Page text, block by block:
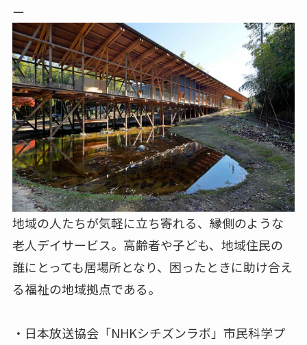
ー
地域の⼈たちが気軽に⽴ち寄れる、縁側のような
⽼⼈デイサービス。⾼齢者や⼦ども、地域住⺠の
誰にとっても居場所となり、困ったときに助け合え
る福祉の地域拠点である。
・日本放送協会「NHKシチズンラボ」市民科学プ